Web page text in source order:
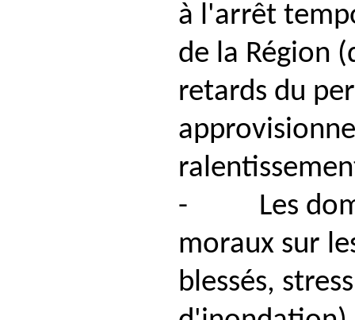
à l'arrêt
de la Région
retards du
- Les
moraux sur
blessés,